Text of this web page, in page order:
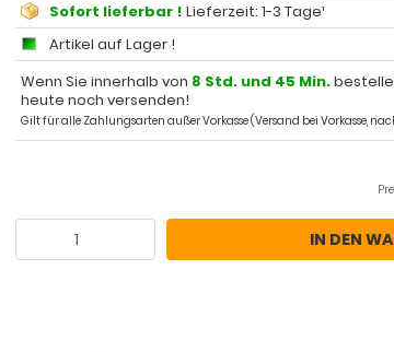
Sofort lieferbar ! Lieferzeit: 1-3 Tage¹
Artikel auf Lager !
Wenn Sie innerhalb von 8 Std. und 45 Min.
heute noch versenden!
Gilt für alle Zahlungsarten außer Vorkasse (Versand bei Vorkasse,
IN DEN